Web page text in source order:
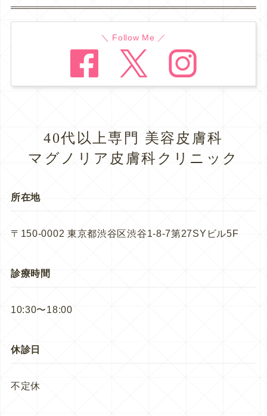
＼ Follow Me ／
40代以上専門 美容皮膚科
マグノリア皮膚科クリニック
所在地
〒150-0002 東京都渋谷区渋谷1-8-7第27SYビル5F
診療時間
10:30〜18:00
休診日
不定休